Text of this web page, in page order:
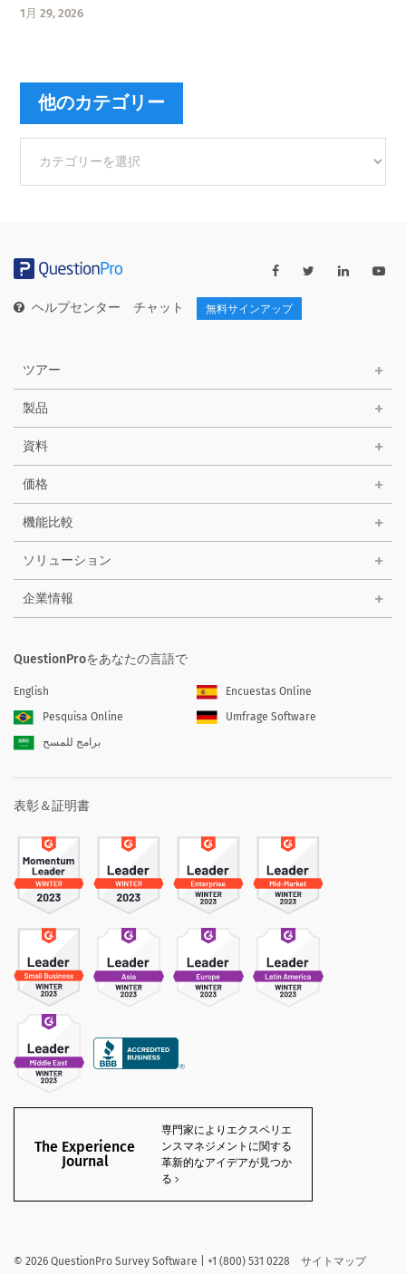
1月 29, 2026
他のカテゴリー
カ
ー
ヘルプセンター チャット 無料サインアップ
ツアー
製品
資料
価格
機能比較
ソリューション
企業情報
QuestionProをあなたの言語で
English
Encuestas Online
Pesquisa Online
Umfrage Software
برامج للمسح
表彰＆証明書
The Experience
Journal
専門家によりエクスペリエ
ンスマネジメントに関する
革新的なアイデアが見つか
る
© 2026 QuestionPro Survey Software | +1 (800) 531 0228
サイトマップ